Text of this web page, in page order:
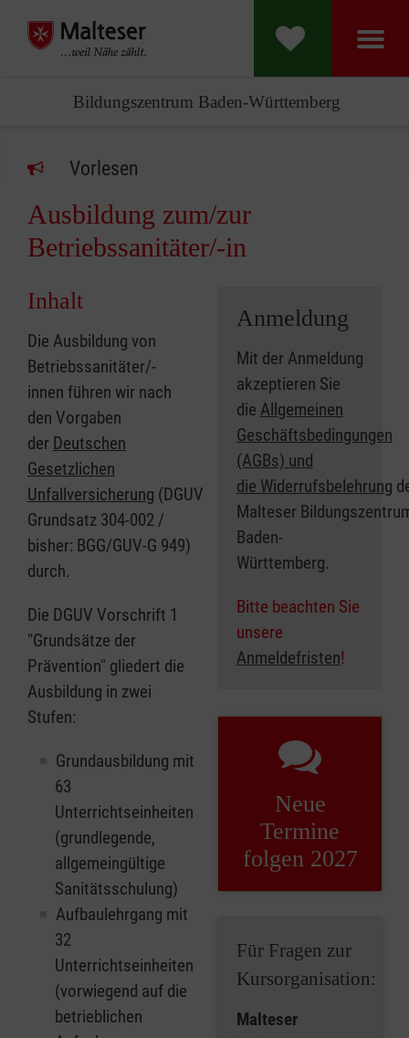
Bildungszentrum Baden-Württemberg
Vorlesen
Ausbildung zum/zur
Betriebssanitäter/-in
Inhalt
Die Ausbildung von
Betriebssanitäter/-
innen führen wir nach
den Vorgaben
der Deutschen
Gesetzlichen
Unfallversicherung (DGUV
Grundsatz 304-002 /
bisher: BGG/GUV-G 949)
durch.
Die DGUV Vorschrift 1
"Grundsätze der
Prävention" gliedert die
Ausbildung in zwei
Stufen:
Grundausbildung mit
63
Unterrichtseinheiten
(grundlegende,
allgemeingültige
Sanitätsschulung)
Aufbaulehrgang mit
32
Unterrichtseinheiten
(vorwiegend auf die
betrieblichen
Anmeldung
Mit der Anmeldung
akzeptieren Sie
die Allgemeinen
Geschäftsbedingungen
(AGBs) und
die Widerrufsbelehrung
Malteser
Baden-
Württemberg.
Bitte beachten Sie
unsere
Anmeldefristen!
Neue
Termine
folgen 2027
Für Fragen zur
Kursorganisation:
Malteser